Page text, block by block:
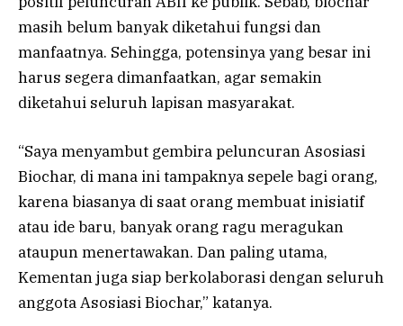
masih belum banyak diketahui fungsi dan
manfaatnya. Sehingga, potensinya yang besar ini
harus segera dimanfaatkan, agar semakin
diketahui seluruh lapisan masyarakat.
“Saya menyambut gembira peluncuran Asosiasi
Biochar, di mana ini tampaknya sepele bagi orang,
karena biasanya di saat orang membuat inisiatif
atau ide baru, banyak orang ragu meragukan
ataupun menertawakan. Dan paling utama,
Kementan juga siap berkolaborasi dengan seluruh
anggota Asosiasi Biochar,” katanya.